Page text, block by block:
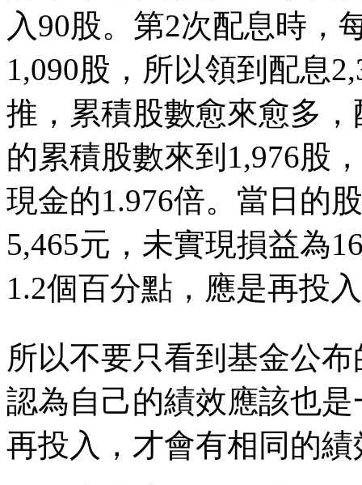
入90股。第2次配息時，
1,090股，所以領到配息
推，累積股數愈來愈多
的累積股數來到1,976股
現金的1.976倍。當日的
5,465元，未實現損益為
1.2個百分點，應是再投
所以不要只看到基金公
認為自己的績效應該也
再投入，才會有相同的績